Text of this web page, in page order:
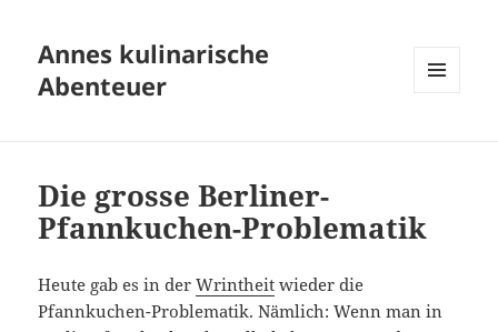
Annes kulinarische
Abenteuer
Die grosse Berliner-
Pfannkuchen-Problematik
Heute gab es in derWrintheit wieder die
Pfannkuchen-Problematik. Nämlich: Wenn man in